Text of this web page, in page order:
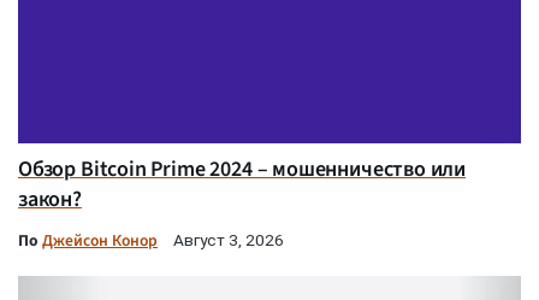
Обзор Bitcoin Prime 2024 – мошенничество или
закон?
По Джейсон Конор Август 3, 2026